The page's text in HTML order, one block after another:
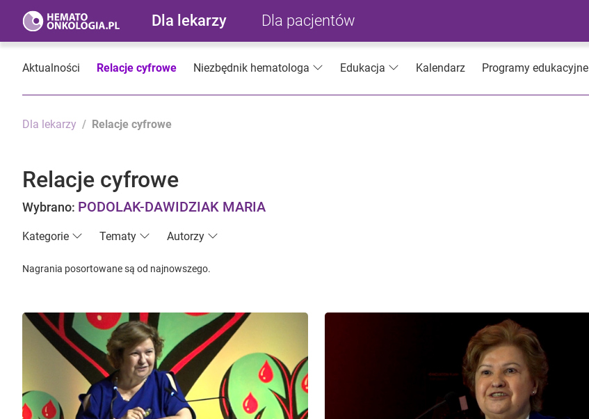
Dla lekarzy Dla pacjentów
Aktualności Relacje cyfrowe Niezbędnik hematologa Edukacja Kalendarz Programy edukacyjne
Dla lekarzy Relacje cyfrowe
Relacje cyfrowe
Wybrano: PODOLAK-DAWIDZIAK MARIA
Kategorie Tematy Autorzy
Nagrania posortowane są od najnowszego.